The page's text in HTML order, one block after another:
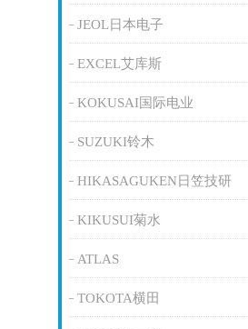
JEOL日本电子
EXCEL艾库斯
KOKUSAI国际电业
SUZUKI铃木
HIKASAGUKEN日笠技研
KIKUSUI菊水
ATLAS
TOKOTA横田